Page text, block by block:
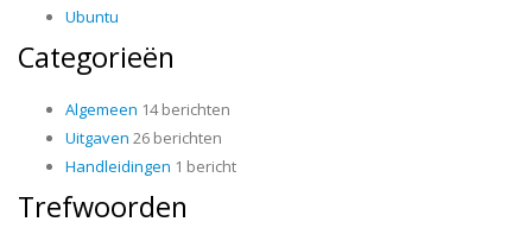
Ubuntu
Categorieën
Algemeen 14 berichten
Uitgaven 26 berichten
Handleidingen 1 bericht
Trefwoorden